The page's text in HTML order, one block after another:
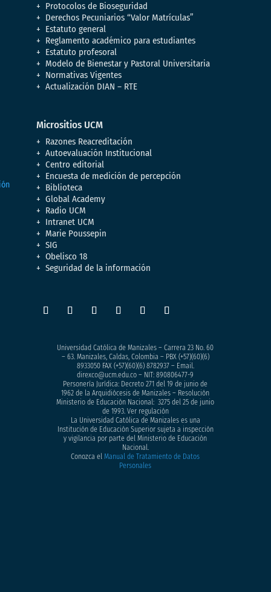
Protocolos de Bioseguridad
Derechos Pecuniarios “Valor Matrículas”
Estatuto general
Reglamento académico para estudiantes
Estatuto profesoral
Modelo de Bienestar y Pastoral Universitaria
Normativas Vigentes
Actualización DIAN – RTE
Micrositios UCM
Razones Reacreditación
Autoevaluación Institucional
Centro editorial
Encuesta de medición de percepción
Biblioteca
Global Academy
Radio UCM
Intranet UCM
Marie Poussepin
SIG
Obelisco 18
Seguridad de la información
Universidad Católica de Manizales – Carrera 23 No. 60
– 63. Manizales, Caldas, Colombia – PBX (+57)(60)(6)
8933050FAX (+57)(60)(6) 8782937 – Email.
direxco@ucm.edu.co – NIT: 890806477-9
Personería Jurídica: Decreto 271 del 19 de junio de
1962 de la Arquidiócesis de Manizales – Resolución
Ministerio de Educación Nacional: 3275 del 25 de junio
de 1993. Ver regulación
La Universidad Católica de Manizales es una
Institución de Educación Superior sujeta a inspección
y vigilancia por parte del Ministerio de Educación
Nacional.
Conozca elManual de Tratamiento de Datos
Personales